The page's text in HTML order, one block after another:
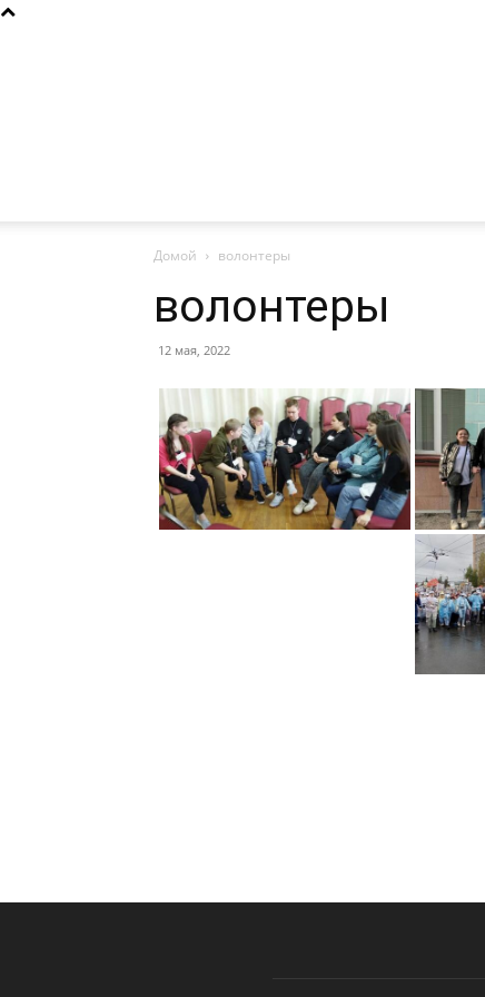
Домой волонтеры
волонтеры
12 мая, 2022